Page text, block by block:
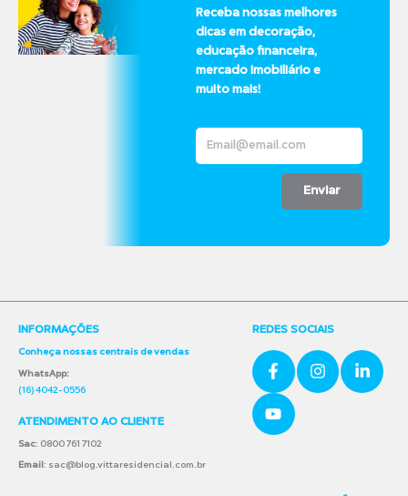
Receba nossas melhores
dicas em decoração,
educação financeira,
mercado imobiliário e
muito mais!
Enviar
INFORMAÇÕES
Conheça nossas centrais de vendas
WhatsApp:
(16) 4042-0556
ATENDIMENTO AO CLIENTE
Sac: 0800 761 7102
Email : sac@blog.vittaresidencial.com.br
REDES SOCIAIS